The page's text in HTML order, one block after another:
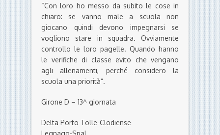
“Con loro ho messo da subito le cose in
chiaro: se vanno male a scuola non
giocano quindi devono impegnarsi se
vogliono stare in squadra. Ovviamente
controllo le loro pagelle. Quando hanno
le verifiche di classe evito che vengano
agli allenamenti, perché considero la
scuola una priorità”.
Girone D – 13^ giornata
Delta Porto Tolle-Clodiense